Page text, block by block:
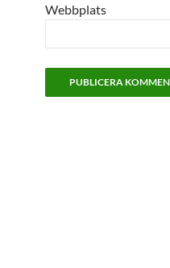
Webbplats